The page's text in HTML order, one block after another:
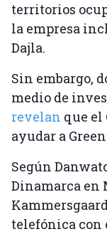
territorios
la empresa
Dajla.
Sin embargo,
medio de
revelan que el
ayudar a
Según
Dinamarca en
telefónica con